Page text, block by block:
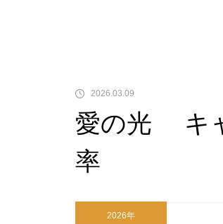
2026.03.09
愛の光 キ
率
2026年